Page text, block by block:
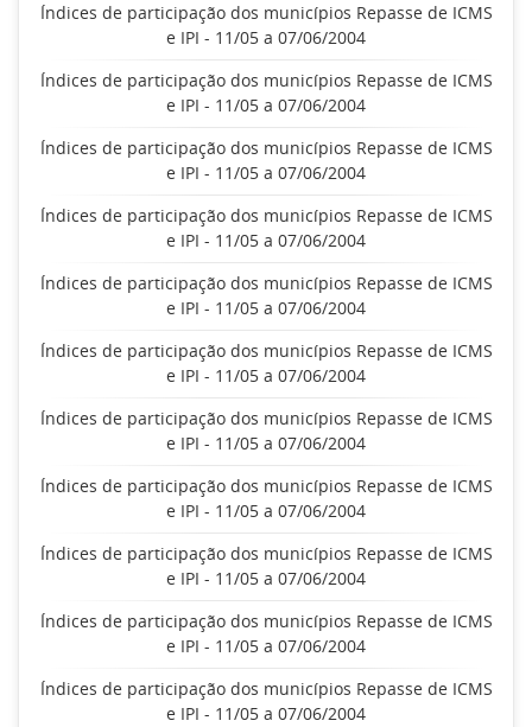
Índices de participação dos municípios Repasse de ICMS
e IPI - 11/05 a 07/06/2004
Índices de participação dos municípios Repasse de ICMS
e IPI - 11/05 a 07/06/2004
Índices de participação dos municípios Repasse de ICMS
e IPI - 11/05 a 07/06/2004
Índices de participação dos municípios Repasse de ICMS
e IPI - 11/05 a 07/06/2004
Índices de participação dos municípios Repasse de ICMS
e IPI - 11/05 a 07/06/2004
Índices de participação dos municípios Repasse de ICMS
e IPI - 11/05 a 07/06/2004
Índices de participação dos municípios Repasse de ICMS
e IPI - 11/05 a 07/06/2004
Índices de participação dos municípios Repasse de ICMS
e IPI - 11/05 a 07/06/2004
Índices de participação dos municípios Repasse de ICMS
e IPI - 11/05 a 07/06/2004
Índices de participação dos municípios Repasse de ICMS
e IPI - 11/05 a 07/06/2004
Índices de participação dos municípios Repasse de ICMS
e IPI - 11/05 a 07/06/2004